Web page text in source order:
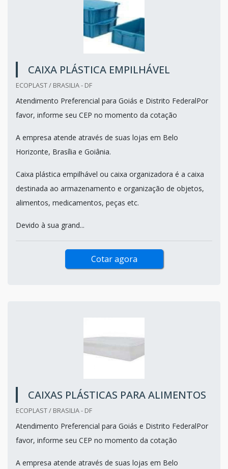
CAIXA PLÁSTICA EMPILHÁVEL
ECOPLAST / BRASILIA - DF
Atendimento Preferencial para Goiás e Distrito FederalPor
favor, informe seu CEP no momento da cotação
A empresa atende através de suas lojas em Belo
Horizonte, Brasília e Goiânia.
Caixa plástica empilhável ou caixa organizadora é a caixa
destinada ao armazenamento e organização de objetos,
alimentos, medicamentos, peças etc.
Devido à sua grand...
Cotar agora
CAIXAS PLÁSTICAS PARA ALIMENTOS
ECOPLAST / BRASILIA - DF
Atendimento Preferencial para Goiás e Distrito FederalPor
favor, informe seu CEP no momento da cotação
A empresa atende através de suas lojas em Belo